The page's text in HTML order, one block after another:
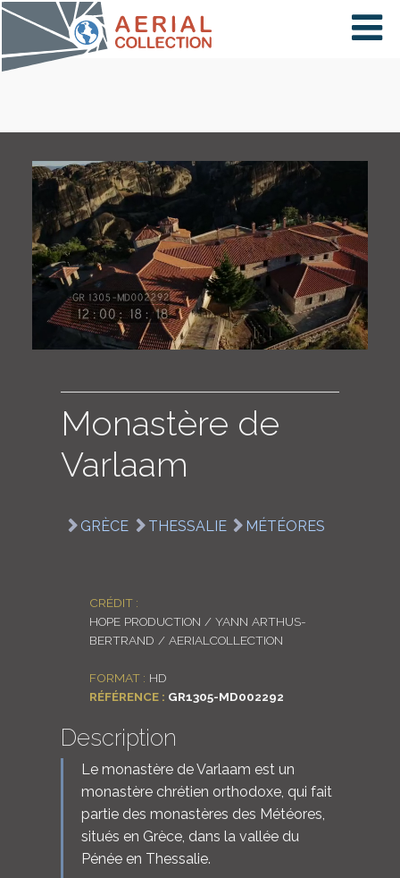
×
PAYS
CARTE
COLLECTIONS
Monastère de
Varlaam
GRÈCE THESSALIE MÉTÉORES
CRÉDIT :
HOPE PRODUCTION / YANN ARTHUS-
BERTRAND / AERIALCOLLECTION
FORMAT : HD
RÉFÉRENCE : GR1305-MD002292
Description
Le monastère de Varlaam est un
monastère chrétien orthodoxe, qui fait
partie des monastères des Météores,
situés en Grèce, dans la vallée du
Pénée en Thessalie.